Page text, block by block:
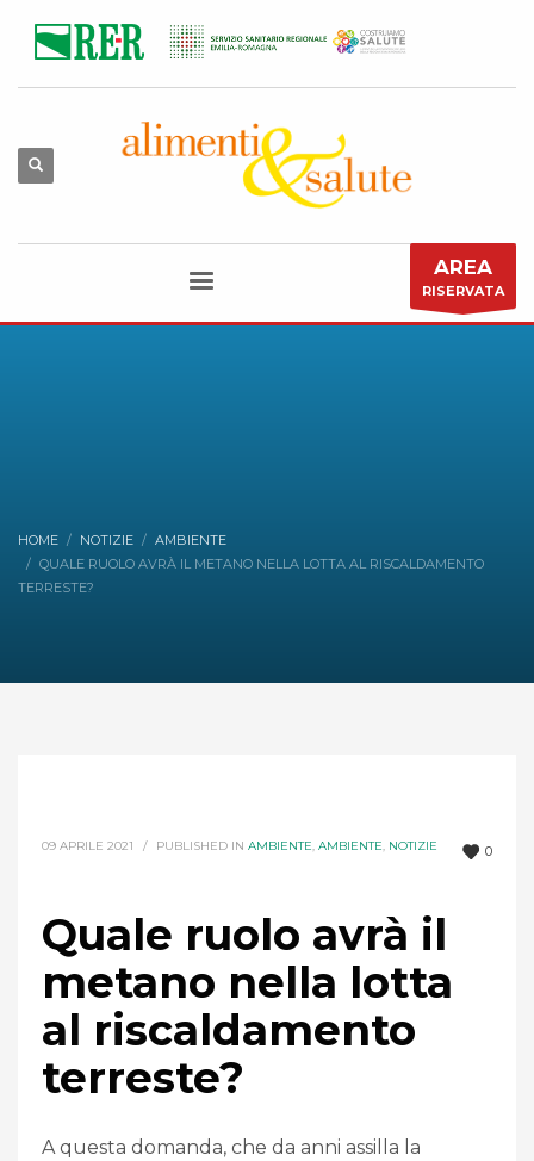
AREA
RISERVATA
HOME NOTIZIE
AMBIENTE
QUALE RUOLO AVRÀ IL METANO NELLA LOTTA AL RISCALDAMENTO
TERRESTE?
0
09 APRILE 2021 / PUBLISHED IN AMBIENTE, AMBIENTE, NOTIZIE
Quale ruolo avrà il
metano nella lotta
al riscaldamento
terreste?
A questa domanda, che da anni assilla la